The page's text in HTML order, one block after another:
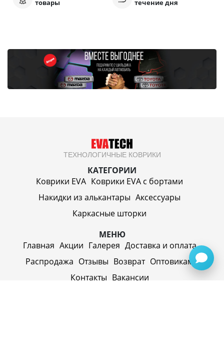
товары
течение дня
ТЕХНОЛОГИЧНЫЕ КОВРИКИ
КАТЕГОРИИ
Коврики EVA Коврики EVA c бортами
Накидки из алькантары Аксессуары
Каркасные шторки
МЕНЮ
Главная Акции Галерея Доставка и оплата
Распродажа Отзывы Возврат Оптовикам
Контакты Вакансии